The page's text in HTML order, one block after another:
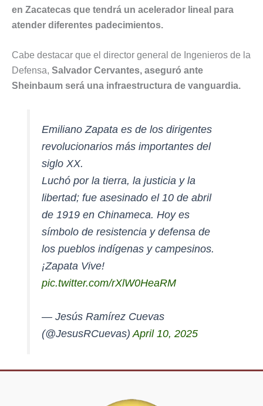
en Zacatecas que tendrá un acelerador lineal para
atender diferentes padecimientos.
Cabe destacar que el director general de Ingenieros de la
Defensa, Salvador Cervantes, aseguró ante
Sheinbaum será una infraestructura de vanguardia.
Emiliano Zapata es de los dirigentes
revolucionarios más importantes del
siglo XX.
Luchó por la tierra, la justicia y la
libertad; fue asesinado el 10 de abril
de 1919 en Chinameca. Hoy es
símbolo de resistencia y defensa de
los pueblos indígenas y campesinos.
¡Zapata Vive!
pic.twitter.com/rXlW0HeaRM
— Jesús Ramírez Cuevas
(@JesusRCuevas)April 10, 2025